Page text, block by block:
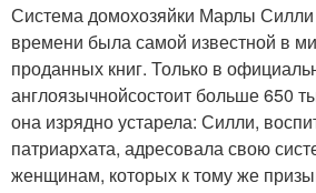
Система домохозяйки Марлы Силли
времени была самой известной в
проданных книг. Только в
англоязычнойсостоит больше 650
она изрядно устарела: Силли,
патриархата, адресовала свою
женщинам, которых к тому же